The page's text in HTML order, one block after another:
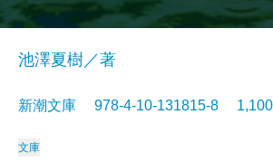
池澤夏樹／著
新潮文庫 978-4-10-131815-8
文庫